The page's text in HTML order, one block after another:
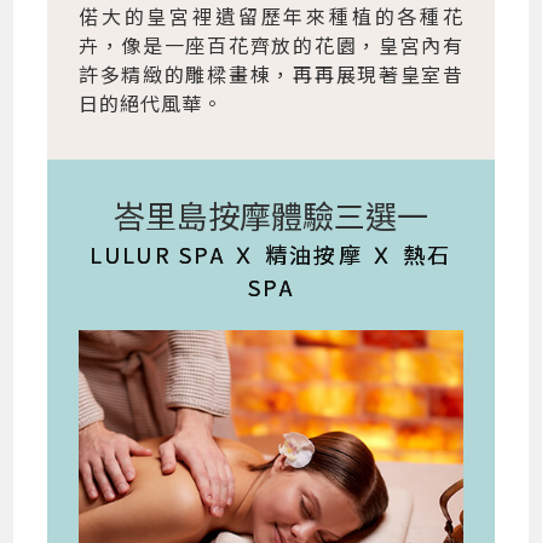
偌大的皇宮裡遺留歷年來種植的各種花
卉，像是一座百花齊放的花園，皇宮內有
許多精緻的雕樑畫棟，再再展現著皇室昔
日的絕代風華。
峇里島按摩體驗三選一
LULUR SPA Ｘ 精油按摩 Ｘ 熱石
SPA